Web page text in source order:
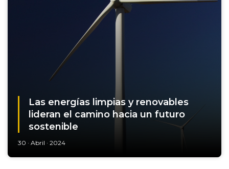
Las energías limpias y renovables
lideran el camino hacia un futuro
sostenible
30 · Abril · 2024